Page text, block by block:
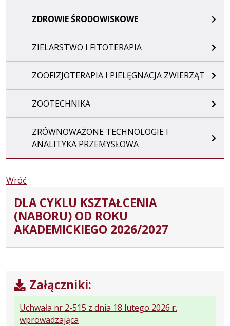
ZDROWIE ŚRODOWISKOWE
ZIELARSTWO I FITOTERAPIA
ZOOFIZJOTERAPIA I PIELĘGNACJA ZWIERZĄT
ZOOTECHNIKA
ZRÓWNOWAŻONE TECHNOLOGIE I
ANALITYKA PRZEMYSŁOWA
Wróć
DLA CYKLU KSZTAŁCENIA
(NABORU) OD ROKU
AKADEMICKIEGO 2026/2027
Załączniki:
Uchwała nr 2-515 z dnia 18 lutego 2026 r.
wprowadzająca